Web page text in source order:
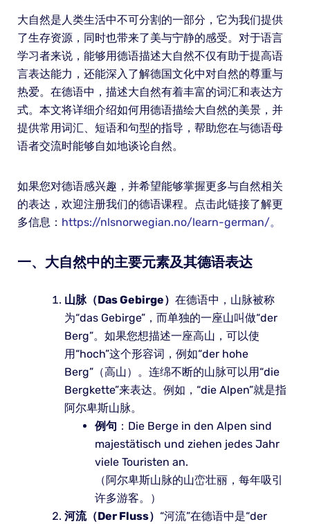
大自然是人类生活中不可分割的一部分，它为我们提供
了生存资源，同时也带来了美与宁静的感受。对于语言
学习者来说，能够用德语描述大自然不仅有助于提高语
言表达能力，还能深入了解德国文化中对自然的尊重与
热爱。在德语中，描述大自然有着丰富的词汇和表达方
式。本文将详细介绍如何用德语描绘大自然的美景，并
提供常用词汇、短语和句型的指导，帮助您在与德语母
语者交流时能够自如地谈论自然。
如果您对德语感兴趣，并希望能够掌握更多与自然相关
的表达，欢迎注册我们的德语课程。点击此链接了解更
多信息： https://nlsnorwegian.no/learn-german/。
一、大自然中的主要元素及其德语表达
山脉（Das Gebirge） 在德语中，山脉被称
为“das Gebirge”，而单独的一座山叫做“der
Berg”。如果您想描述一座高山，可以使
用“hoch”这个形容词，例如“der hohe
Berg”（高山）。连绵不断的山脉可以用“die
Bergkette”来表达。例如，“die Alpen”就是指
阿尔卑斯山脉。
例句 ：Die Berge in den Alpen sind
majestätisch und ziehen jedes Jahr
viele Touristen an.
（阿尔卑斯山脉的山峦壮丽，每年吸引
许多游客。）
河流（Der Fluss） “河流”在德语中是“der